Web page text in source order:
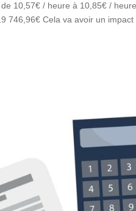
10,57€ / heure à 10,85€ /
746,96€ Cela va avoir un